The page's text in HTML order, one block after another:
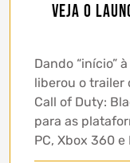
Veja o
Dando “início”
liberou o trailer
Call of Duty:
para as
PC, Xbox 360